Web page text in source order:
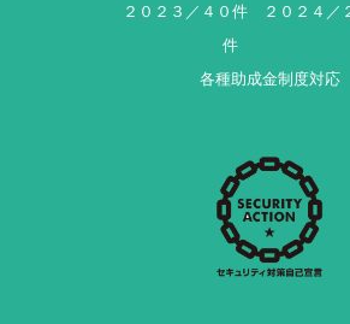
２０２３／４０件 ２０２４／２８
件
各種助成金制度対応